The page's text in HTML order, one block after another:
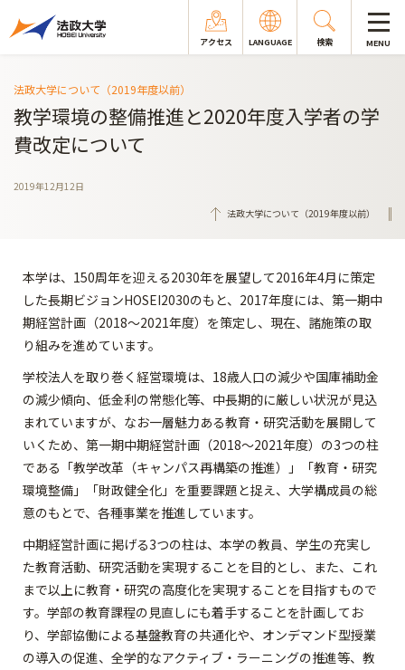
アクセス LANGUAGE 検索 MENU
法政大学について（2019年度以前）
教学環境の整備推進と2020年度入学者の学
費改定について
2019年12月12日
法政大学について（2019年度以前）
本学は、150周年を迎える2030年を展望して2016年4月に策定
した長期ビジョンHOSEI2030のもと、2017年度には、第一期中
期経営計画（2018～2021年度）を策定し、現在、諸施策の取
り組みを進めています。
学校法人を取り巻く経営環境は、18歳人口の減少や国庫補助金
の減少傾向、低金利の常態化等、中長期的に厳しい状況が見込
まれていますが、なお一層魅力ある教育・研究活動を展開して
いくため、第一期中期経営計画（2018～2021年度）の3つの柱
である「教学改革（キャンパス再構築の推進）」「教育・研究
環境整備」「財政健全化」を重要課題と捉え、大学構成員の総
意のもとで、各種事業を推進しています。
中期経営計画に掲げる3つの柱は、本学の教員、学生の充実し
た教育活動、研究活動を実現することを目的とし、また、これ
まで以上に教育・研究の高度化を実現することを目指すもので
す。学部の教育課程の見直しにも着手することを計画してお
り、学部協働による基盤教育の共通化や、オンデマンド型授業
の導入の促進、全学的なアクティブ・ラーニングの推進等、教